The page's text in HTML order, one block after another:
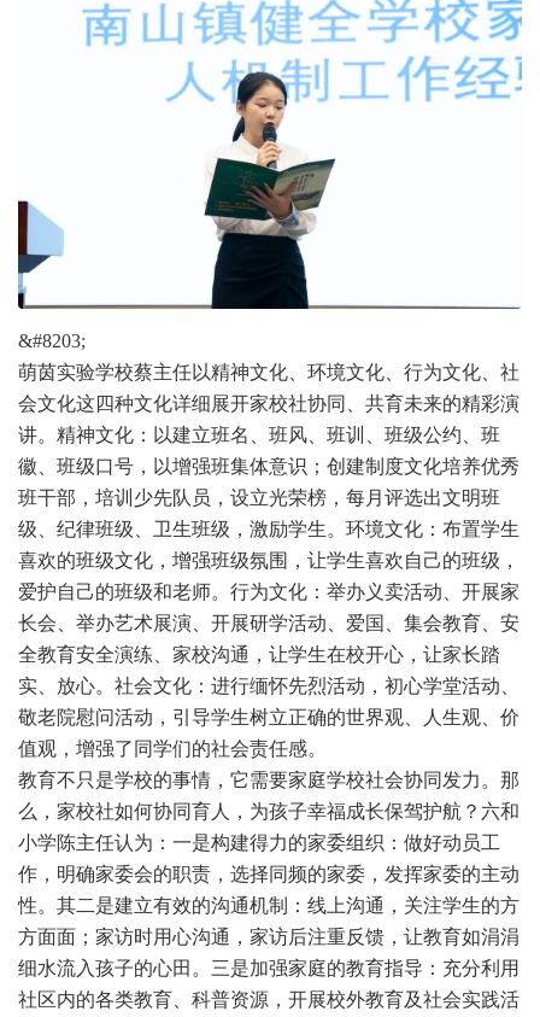
&#8203;
萌茵实验学校蔡主任以精神文化、环境文化、行为文化、社
会文化这四种文化详细展开家校社协同、共育未来的精彩演
讲。精神文化：以建立班名、班风、班训、班级公约、班
徽、班级口号，以增强班集体意识；创建制度文化培养优秀
班干部，培训少先队员，设立光荣榜，每月评选出文明班
级、纪律班级、卫生班级，激励学生。环境文化：布置学生
喜欢的班级文化，增强班级氛围，让学生喜欢自己的班级，
爱护自己的班级和老师。行为文化：举办义卖活动、开展家
长会、举办艺术展演、开展研学活动、爱国、集会教育、安
全教育安全演练、家校沟通，让学生在校开心，让家长踏
实、放心。社会文化：进行缅怀先烈活动，初心学堂活动、
敬老院慰问活动，引导学生树立正确的世界观、人生观、价
值观，增强了同学们的社会责任感。
教育不只是学校的事情，它需要家庭学校社会协同发力。那
么，家校社如何协同育人，为孩子幸福成长保驾护航？六和
小学陈主任认为：一是构建得力的家委组织：做好动员工
作，明确家委会的职责，选择同频的家委，发挥家委的主动
性。其二是建立有效的沟通机制：线上沟通，关注学生的方
方面面；家访时用心沟通，家访后注重反馈，让教育如涓涓
细水流入孩子的心田。三是加强家庭的教育指导：充分利用
社区内的各类教育、科普资源，开展校外教育及社会实践活